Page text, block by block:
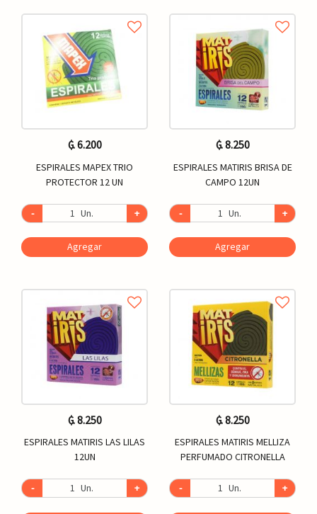
₲. 6.200
ESPIRALES MAPEX TRIO
PROTECTOR 12 UN
- Un. +
Agregar
₲. 8.250
ESPIRALES MATIRIS BRISA DE
CAMPO 12UN
- Un. +
Agregar
₲. 8.250
ESPIRALES MATIRIS LAS LILAS
12UN
- Un. +
₲. 8.250
ESPIRALES MATIRIS MELLIZA
PERFUMADO CITRONELLA
- Un. +